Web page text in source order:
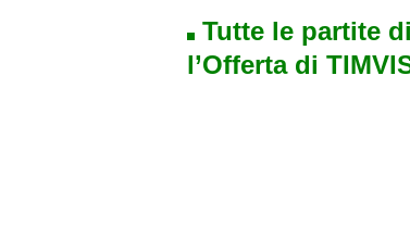
Tutte le partite
l’Offerta di